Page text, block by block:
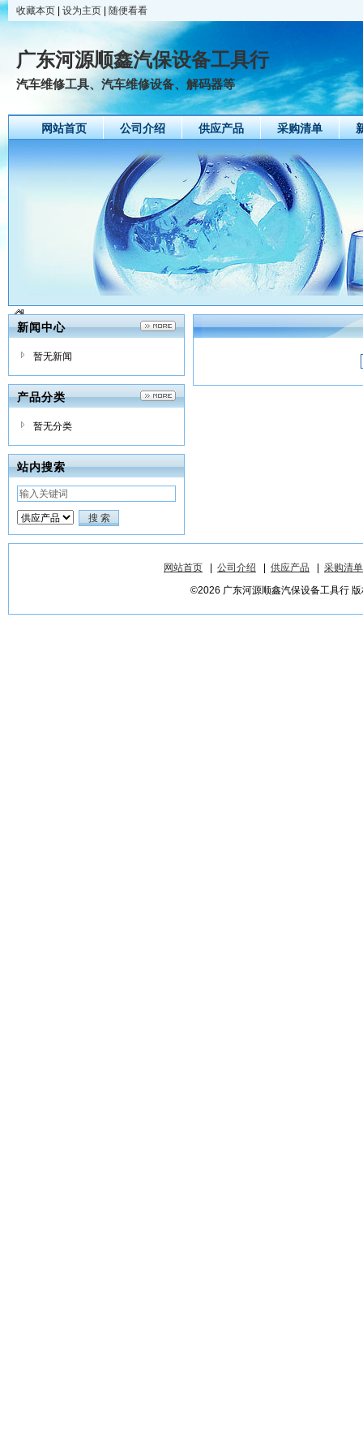
收藏本页 设为主页 随便看看
广东河源顺鑫汽保设备工具行
汽车维修工具、汽车维修设备、解码器等
网站首页 公司介绍 供应产品 采购清单
新闻中心
暂无新闻
产品分类
暂无分类
站内搜索
网站首页 公司介绍 供应产品
采购清单
©2026 广东河源顺鑫汽保设备工具行